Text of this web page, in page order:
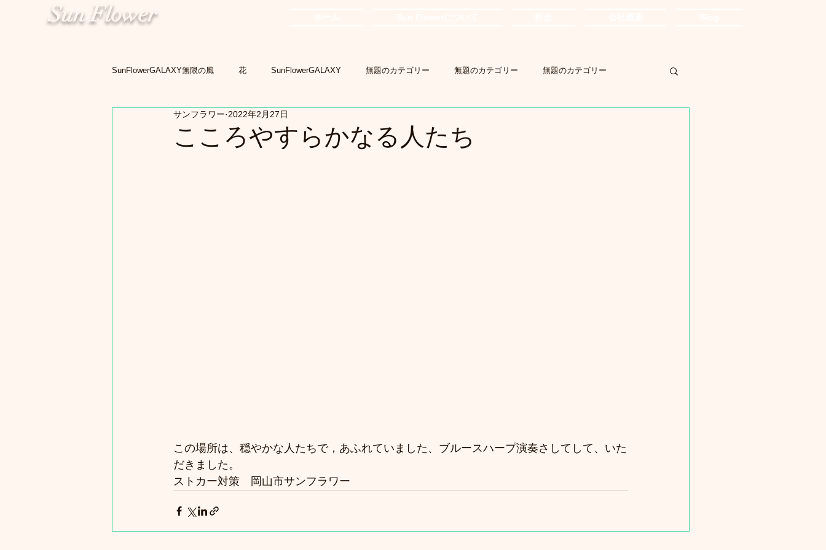
Sun Flower
SunFlowerGALAXY無限の風 花 SunFlowerGALAXY 無題のカテゴリー 無題のカテゴリー 無題のカテゴリー
こころやすらかなる人たち
サンフラワー 2022年2月27日
この場所は、穏やかな人たちで，あふれていました、ブルースハープ演奏さしてして、いた
だきました。
ストカー対策　岡山市サンフラワー